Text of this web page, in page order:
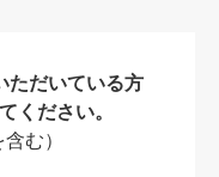
ただいている方
ください。
む）